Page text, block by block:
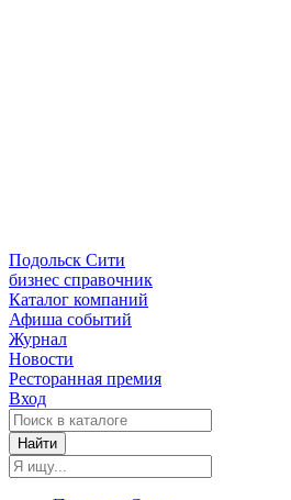
Подольск Сити
бизнес справочник
Каталог компаний
Афиша событий
Журнал
Новости
Ресторанная премия
Вход
Найти